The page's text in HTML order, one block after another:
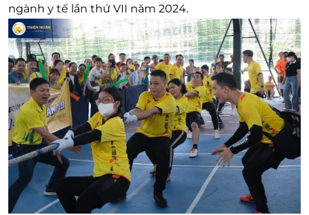
ngành y tế lần thứ VII năm 2024.